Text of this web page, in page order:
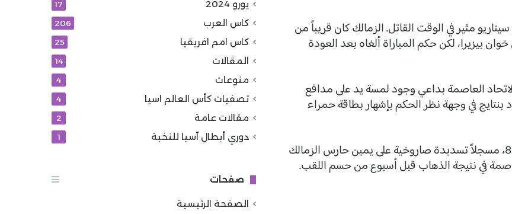
مثير في الوقت القاتل. الزمالك كان قريباً من
نجمه البرازيلي خوان بيزيرا، لكن حكم المباراة ألغاه بعد العودة
العاصمة بداعي وجود لمسة يد على مدافع
في وجهة نظر الحكم بإشهار بطاقة حمراء
ترجم أحمد خالدي ركلة الجزاء إلى هدف في الدقيقة 90+8، مسجلاً تسديدة صاروخية على يمين حارس الزمالك
في نتيجة الذهاب قبل أسبوع من حسم اللقب.
يورو 2024 17
كاس العرب 206
كاس امم افريقيا 25
المقالات 14
منوعات 4
تصفيات كأس العالم اسيا 4
مقالات عامة 2
دوري أبطال آسيا للنخبة 1
صفحات
الصفحة الرئيسية